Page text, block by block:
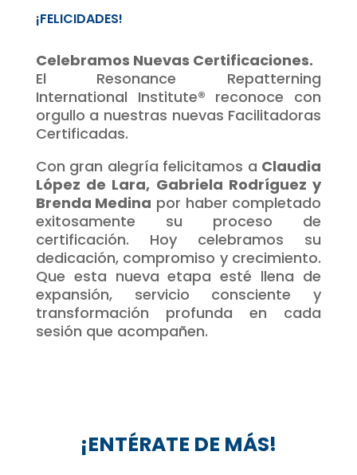
¡FELICIDADES!
Celebramos Nuevas Certificaciones.
El Resonance Repatterning
International Institute® reconoce con
orgullo a nuestras nuevas Facilitadoras
Certificadas.
Con gran alegría felicitamos a Claudia
López de Lara, Gabriela Rodríguez y
Brenda Medina por haber completado
exitosamente su proceso de
certificación. Hoy celebramos su
dedicación, compromiso y crecimiento.
Que esta nueva etapa esté llena de
expansión, servicio consciente y
transformación profunda en cada
sesión que acompañen.
¡ENTÉRATE DE MÁS!